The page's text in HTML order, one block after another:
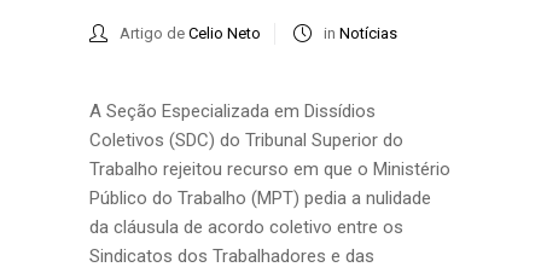
Artigo de Celio Neto in Notícias
A Seção Especializada em Dissídios
Coletivos (SDC) do Tribunal Superior do
Trabalho rejeitou recurso em que o Ministério
Público do Trabalho (MPT) pedia a nulidade
da cláusula de acordo coletivo entre os
Sindicatos dos Trabalhadores e das